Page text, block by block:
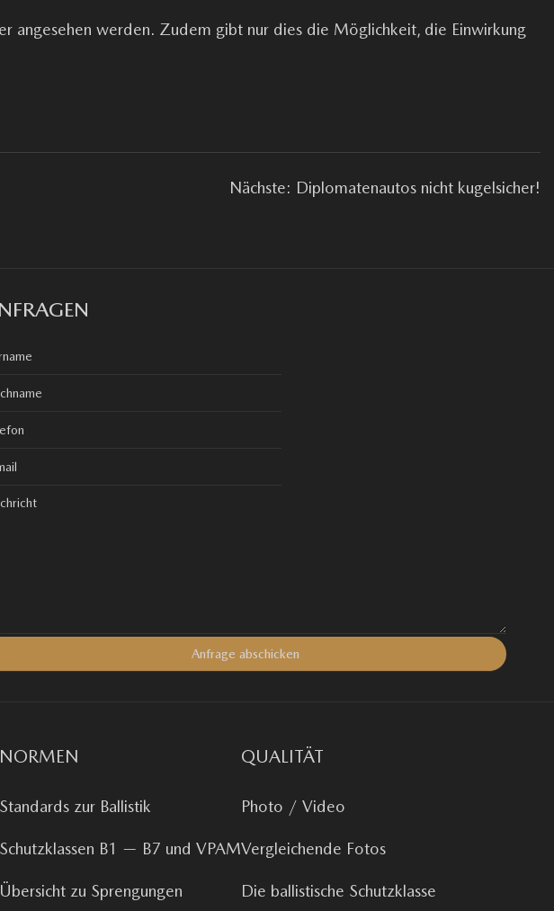
angesehen werden. Zudem gibt nur dies die Möglichkeit, die Einwirkung
Nächste: Diplomatenautos nicht kugelsicher!
NORMEN
Standards zur Ballistik
Schutzklassen B1 — B7 und VPAM
Übersicht zu Sprengungen
QUALITÄT
Photo / Video
Vergleichende Fotos
Die ballistische Schutzklasse